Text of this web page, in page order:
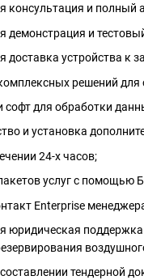
консультация и полный
демонстрация и
доставка устройства к
решений для
софт для обработки
и установка
24-х часов;
услуг с помощью
Enterprise
юридическая
тендерной